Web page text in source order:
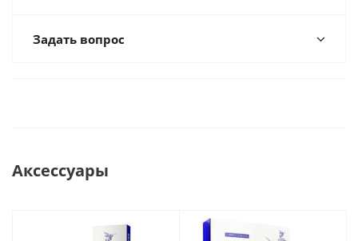
Задать вопрос
Аксессуары